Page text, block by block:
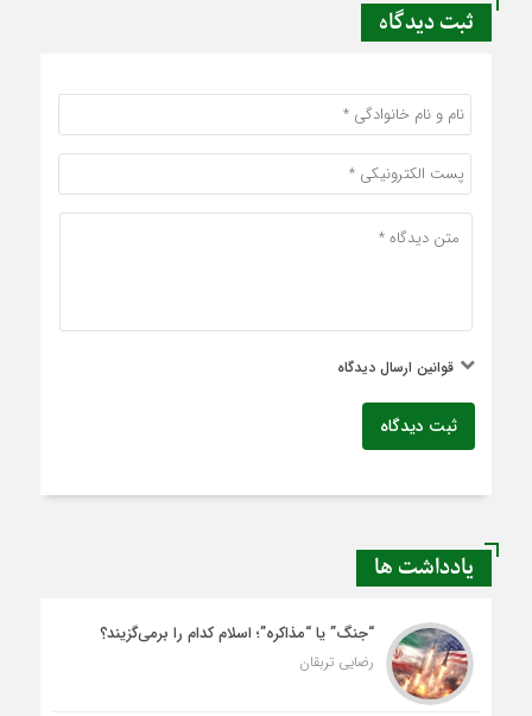
ثبت دیدگاه
قوانین ارسال دیدگاه
ثبت دیدگاه
یادداشت ها
“جنگ” یا “مذاکره”؛ اسلام کدام را برمی‌گزیند؟
رضایی تربقان